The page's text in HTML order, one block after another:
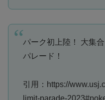
パーク初上陸！ 大集
パレード！
引用：https://
limit-parade-